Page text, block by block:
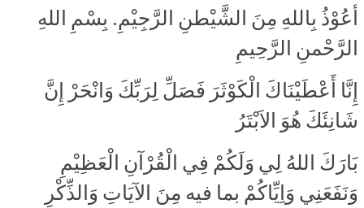
أعُوْذُ بِاللهِ مِنَ الشَّيْطنِ الرَّجِيْمِ. بِسْمِ اللهِ
الرَّحْمنِ الرَّحِيمِ
إِنَّا أَعْطَيْنَاكَ الْكَوْثَرَ فَصَلِّ لِرَبِّكَ وَانْحَرْ إِنَّ
شَانِئَكَ هُوَ الاَبْتَرُ
بَارَكَ اللهُ لِي وَلَكُمْ فِي الْقُرْآنِ الْعَظِيْمِ
وَنَفَعَنِي وَاِيِّاكُمْ بما فيه مِنَ الآيَاتِ وَالذِّكْرِ